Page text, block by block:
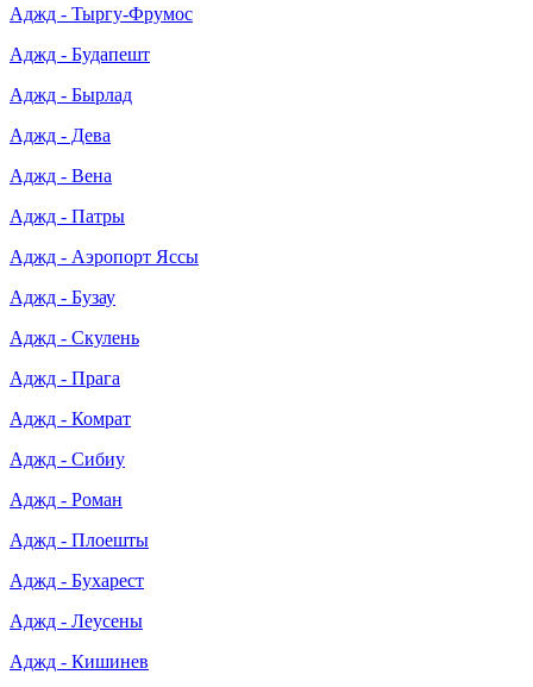
Аджд - Тыргу-Фрумос
Аджд - Будапешт
Аджд - Бырлад
Аджд - Дева
Аджд - Вена
Аджд - Патры
Аджд - Аэропорт Яссы
Аджд - Бузау
Аджд - Скулень
Аджд - Прага
Аджд - Комрат
Аджд - Сибиу
Аджд - Роман
Аджд - Плоешты
Аджд - Бухарест
Аджд - Леусены
Аджд - Кишинев